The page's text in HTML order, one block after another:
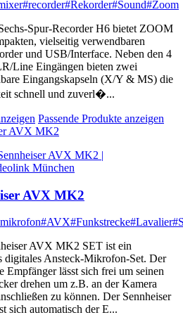
#recorder#Rekorder#Sound#Zoom
Spur-Recorder H6 bietet ZOOM
vielseitig verwendbaren
und USB/Interface. Neben den 4
Line Eingängen bieten zwei
Eingangskapseln (X/Y & MS) die
schnell und zuverl�...
Passende Produkte anzeigen
AVX MK2
AVX MK2
#AVX#Funkstrecke#Lavalier
AVX MK2 SET ist ein
digitales Ansteck-Mikrofon-Set. Der
Empfänger lässt sich frei um seinen
drehen um z.B. an der Kamera
zu können. Der Sennheiser
sich automatisch der E...